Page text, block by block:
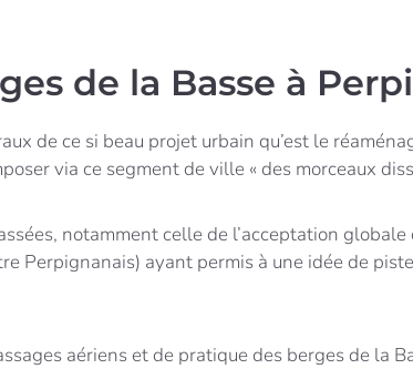
de la Basse à
de ce si beau projet urbain qu’est le
via ce segment de ville « des morceaux
notamment celle de l’acceptation
Perpignanais) ayant permis à une idée de
aériens et de pratique des berges de la